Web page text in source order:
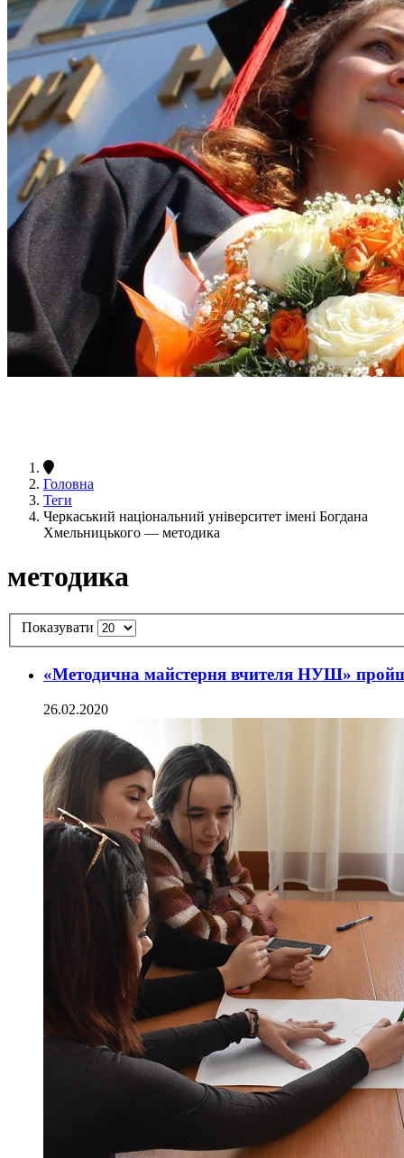
Головна
Теги
Черкаський національний університет імені Богдана
Хмельницького — методика
методика
Показувати
«Методична майстерня вчителя НУШ»
26.02.2020